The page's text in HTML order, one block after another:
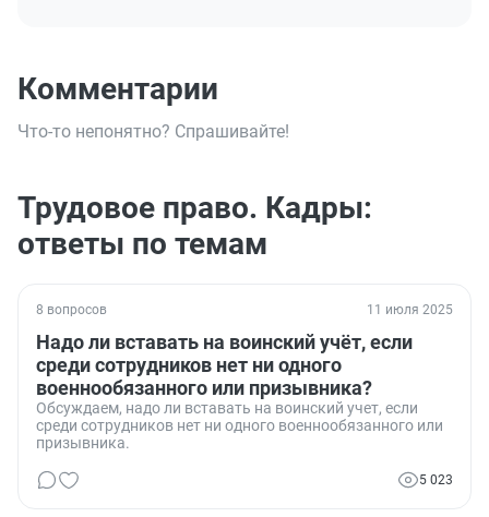
Комментарии
Что-то непонятно? Спрашивайте!
Трудовое право. Кадры:
ответы по темам
8 вопросов 11 июля 2025
Надо ли вставать на воинский учёт, если
среди сотрудников нет ни одного
военнообязанного или призывника?
Обсуждаем, надо ли вставать на воинский учет, если
среди сотрудников нет ни одного военнообязанного или
призывника.
5 023